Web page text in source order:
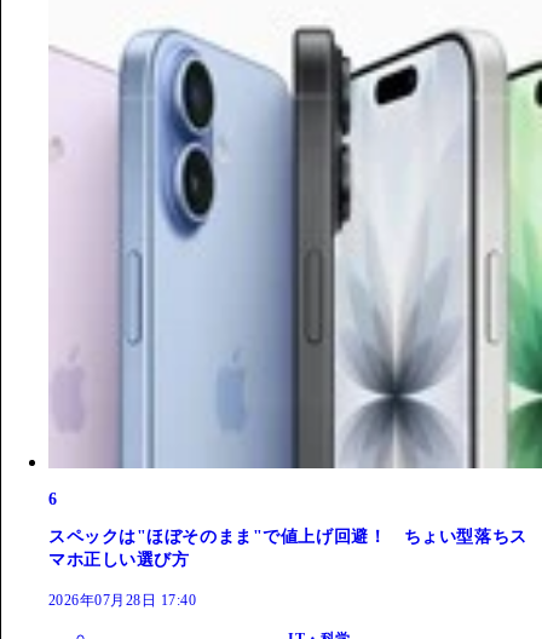
6
スペックは"ほぼそのまま"で値上げ回避！ ちょい型落ちス
マホ正しい選び方
2026年07月28日 17:40